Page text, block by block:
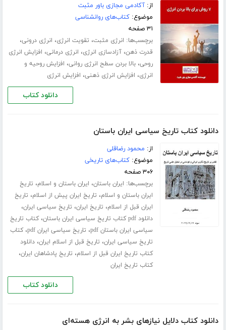
از:آکادمی مجازی باور مثبت
موضوع:کتاب‌های روانشناسی
۳۱ صفحه
برچسب‌ها: انرژی مثبت، تقویت انرژی، انرژی درونی،
قدرت ذهن،آزادسازی انرژی، انرژی درمانی، افزایش انرژی
روحی،بالا بردن سطح انرژی روانی، افزایش روحیه و
انرژی، افزایش انرژی ذهنی، افزایش انرژی
دانلود کتاب
دانلود کتاب تاریخ سیاسی ایران باستان
از: محمود رضاقلی
موضوع:کتاب‌های تاریخی
۳۰۶ صفحه
برچسب‌ها: ایران باستان، ایران باستان و اسلام، تاریخ
ایران باستان و اسلام، تاریخ ایران پیش از اسلام، تاریخ
ایران قبل از اسلام، تاریخ ایران، تاریخ سیاسی ایران،
دانلود pdf کتاب تاریخ سیاسی ایران باستان ،کتاب تاریخ
سیاسی ایران باستان pdf
، تاریخ سیاسی ایران pdf ،کتاب
تاریخ سیاسی ایران، تاریخ قبل از اسلام ایران،دانلود
کتاب تاریخ ایران قبل از اسلام، تاریخ پادشاهان ایران،
کتاب تاریخ ایران
دانلود کتاب
دانلود کتاب دلایل نیازهای بشر به انرژی هسته‌ای